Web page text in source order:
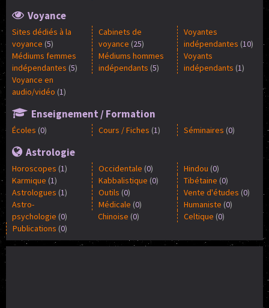
Voyance
Sites dédiés à la
voyance (5)
Cabinets de
voyance (25)
Voyantes
indépendantes (10)
Médiums femmes
indépendantes (5)
Médiums hommes
indépendants (5)
Voyants
indépendants (1)
Voyance en
audio/vidéo (1)
Enseignement / Formation
Écoles (0) Cours / Fiches (1) Séminaires (0)
Astrologie
Horoscopes (1) Occidentale (0) Hindou (0)
Karmique (1) Kabbalistique (0) Tibétaine (0)
Astrologues (1) Outils (0) Vente d'études (0)
Astro-
psychologie (0)
Médicale (0) Humaniste (0)
Chinoise (0) Celtique (0)
Publications (0)